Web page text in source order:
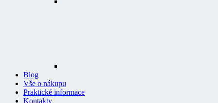
Vše o nákupu
Praktické informace
Kontakty
Prodejny